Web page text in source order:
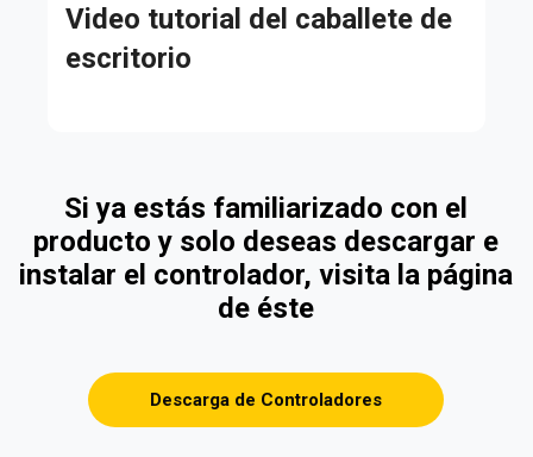
Video tutorial del caballete de
escritorio
Si ya estás familiarizado con el
producto y solo deseas descargar e
instalar el controlador, visita la página
de éste
Descarga de Controladores